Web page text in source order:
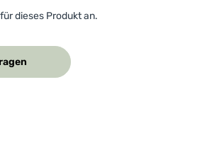
dieses Produkt an.